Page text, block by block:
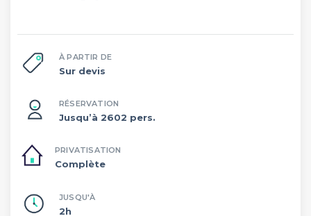
À PARTIR DE
Sur devis
RÉSERVATION
Jusqu’à 2602 pers.
PRIVATISATION
Complète
JUSQU'À
2h